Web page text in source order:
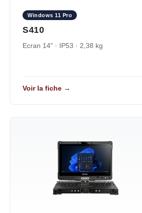
Windows 11 Pro
S410
Ecran 14" · IP53 · 2,38 kg
Voir la fiche →